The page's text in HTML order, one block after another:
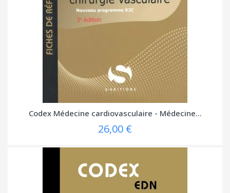
Codex Médecine cardiovasculaire - Médecine...
26,00 €